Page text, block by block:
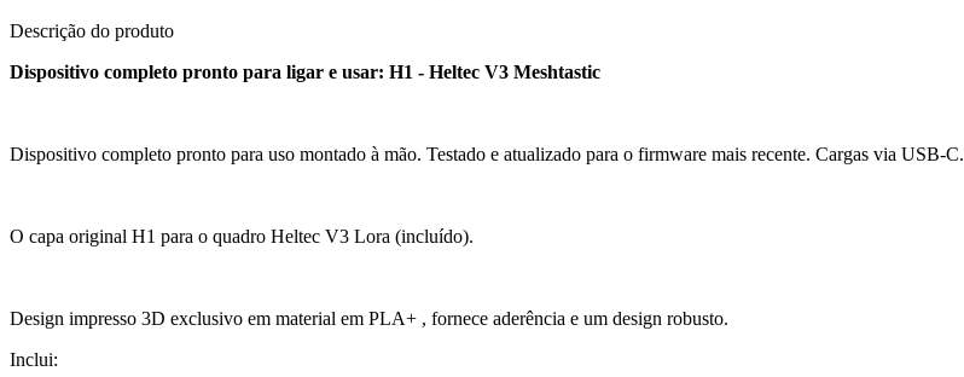
Descrição do produto
Dispositivo completo pronto para ligar e usar: H1 - Heltec V3 Meshtastic
Dispositivo completo pronto para uso montado à mão. Testado e atualizado para o firmware mais recente. Cargas via USB-C.
O capa original H1 para o quadro Heltec V3 Lora (incluído).
Design impresso 3D exclusivo em material em PLA+ , fornece aderência e um design robusto.
Inclui: